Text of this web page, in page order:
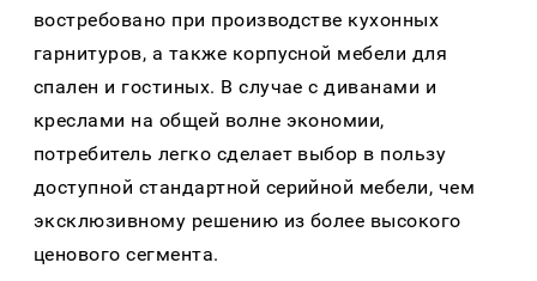
востребовано при производстве кухонных
гарнитуров, а также корпусной мебели для
спален и гостиных. В случае с диванами и
креслами на общей волне экономии,
потребитель легко сделает выбор в пользу
доступной стандартной серийной мебели, чем
эксклюзивному решению из более высокого
ценового сегмента.